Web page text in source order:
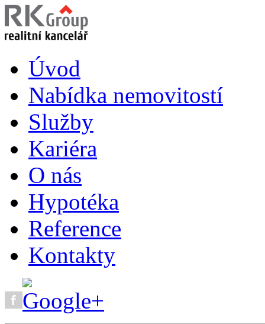
Úvod
Nabídka nemovitostí
Služby
Kariéra
O nás
Hypotéka
Reference
Kontakty